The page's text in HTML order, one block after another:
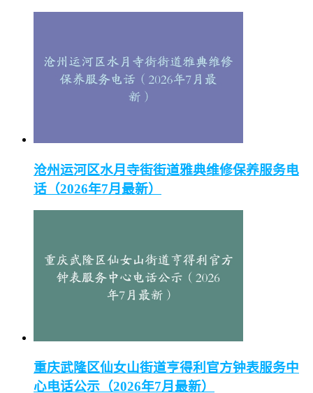
沧州运河区水月寺街街道雅典维修保养服务电
话（2026年7月最新）
重庆武隆区仙女山街道亨得利官方钟表服务中
心电话公示（2026年7月最新）